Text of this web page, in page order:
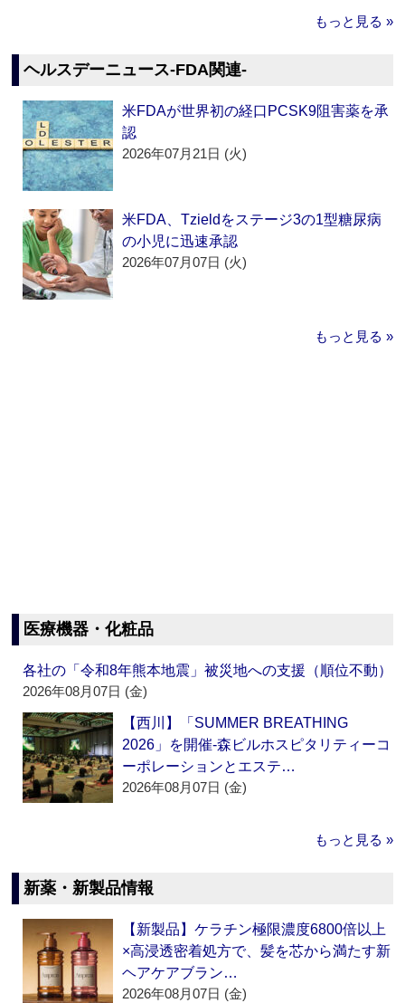
もっと見る »
ヘルスデーニュース‐FDA関連‐
米FDAが世界初の経口PCSK9阻害薬を承
認
2026年07月21日 (火)
米FDA、Tzieldをステージ3の1型糖尿病
の小児に迅速承認
2026年07月07日 (火)
もっと見る »
医療機器・化粧品
各社の「令和8年熊本地震」被災地への支援（順位不動）
2026年08月07日 (金)
【西川】「SUMMER BREATHING
2026」を開催‐森ビルホスピタリティーコ
ーポレーションとエステ…
2026年08月07日 (金)
もっと見る »
新薬・新製品情報
【新製品】ケラチン極限濃度6800倍以上
×高浸透密着処方で、髪を芯から満たす新
ヘアケアブラン…
2026年08月07日 (金)